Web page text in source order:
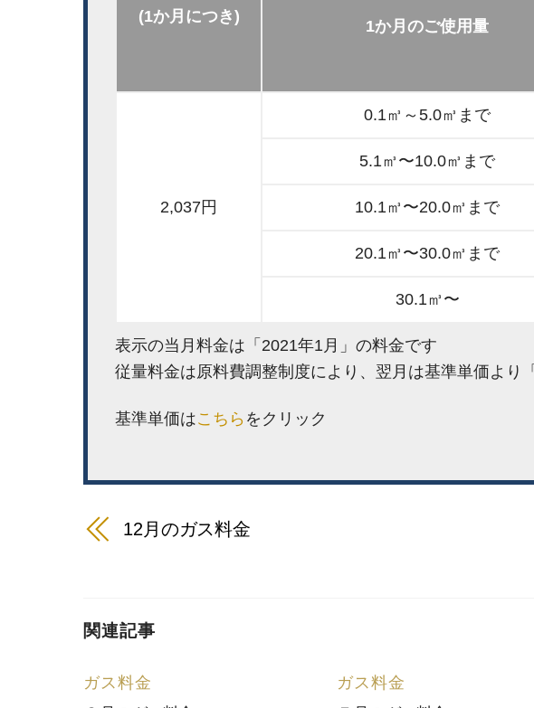
(1か月につき)
1か月のご使用量
2,037円
0.1㎥～5.0㎥まで
5.1㎥〜10.0㎥まで
10.1㎥〜20.0㎥まで
20.1㎥〜30.0㎥まで
30.1㎥〜
表示の当月料金は「2021年1月」の料金です
従量料金は原料費調整制度により、翌月は基準単価より「
基準単価はこちら をクリック
12月のガス料金
関連記事
ガス料金 ガス料金